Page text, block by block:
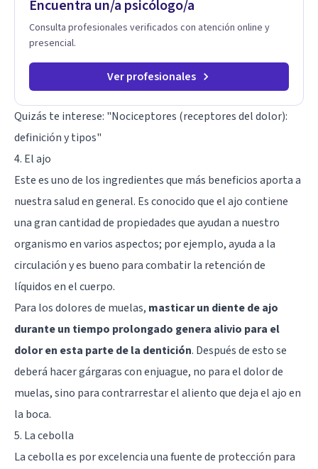
Encuentra un/a psicólogo/a
Consulta profesionales verificados con atención online y
presencial.
Ver profesionales
Quizás te interese: "Nociceptores (receptores del dolor):
definición y tipos"
4. El ajo
Este es uno de los ingredientes que más beneficios aporta a
nuestra salud en general. Es conocido que el ajo contiene
una gran cantidad de propiedades que ayudan a nuestro
organismo en varios aspectos; por ejemplo, ayuda a la
circulación y es bueno para combatir la retención de
líquidos en el cuerpo.
Para los dolores de muelas, masticar un diente de ajo
durante un tiempo prolongado genera alivio para el
dolor en esta parte de la dentición. Después de esto se
deberá hacer gárgaras con enjuague, no para el dolor de
muelas, sino para contrarrestar el aliento que deja el ajo en
la boca.
5. La cebolla
La cebolla es por excelencia una fuente de protección para